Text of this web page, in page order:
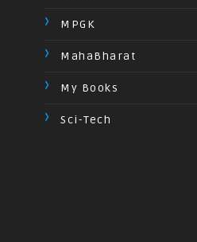
MPGK
MahaBharat
My Books
Sci-Tech